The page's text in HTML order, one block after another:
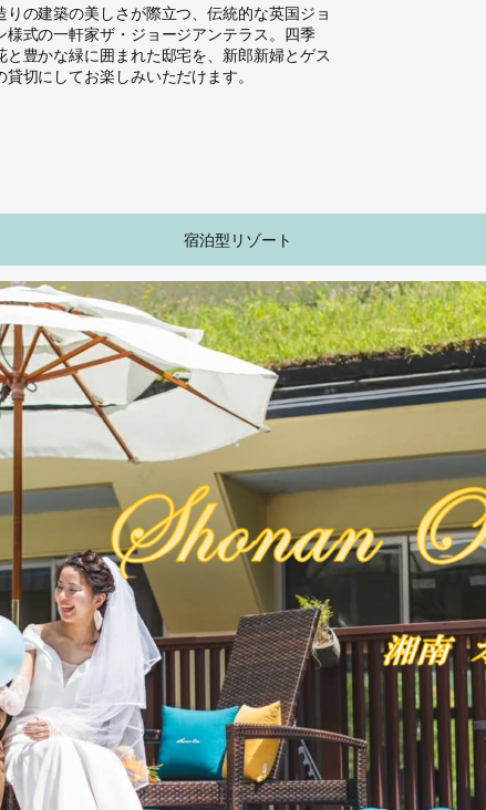
りの建築の美しさが際立つ、伝統的な英国ジョ
様式の一軒家ザ・ジョージアンテラス。四季
と豊かな緑に囲まれた邸宅を、新郎新婦とゲス
貸切にしてお楽しみいただけます。
宿泊型リゾート